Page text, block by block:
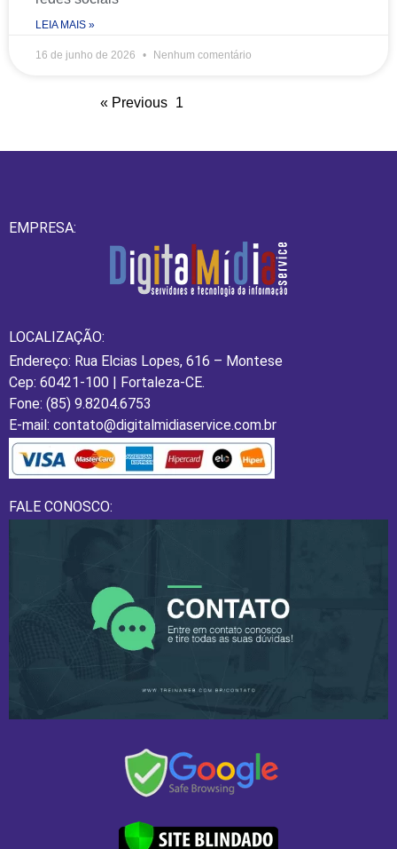
LEIA MAIS »
16 de junho de 2026 Nenhum comentário
« Previous 1
EMPRESA:
LOCALIZAÇÃO:
Endereço: Rua Elcias Lopes, 616 – Montese
Cep: 60421-100 | Fortaleza-CE.
Fone: (85) 9.8204.6753
E-mail: contato@digitalmidiaservice.com.br
FALE CONOSCO: